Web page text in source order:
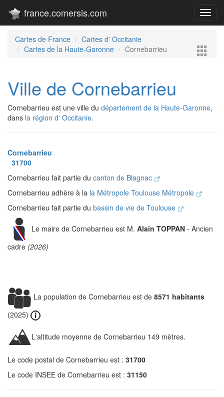
france.comersis.com
Cartes de France
Cartes d' Occitanie
Cartes de la Haute-Garonne
Cornebarrieu
Ville de Cornebarrieu
Cornebarrieu est une ville du département de la Haute-Garonne,
dans la région d' Occitanie.
Cornebarrieu
31700
Cornebarrieu fait partie du canton de Blagnac
Cornebarrieu adhère à la la Métropole Toulouse Métropole
Cornebarrieu fait partie du bassin de vie de Toulouse
Le maire de Cornebarrieu est M. Alain TOPPAN - Ancien
cadre (2026)
La population de Cornebarrieu est de 8571 habitants
(2025)
L'altitude moyenne de Cornebarrieu 149 mètres.
Le code postal de Cornebarrieu est : 31700
Le code INSEE de Cornebarrieu est : 31150